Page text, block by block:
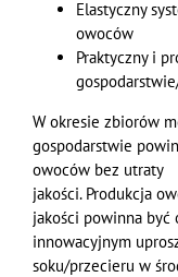
Elastyczny
owoców
Praktyczny i
W okresie zbiorów
gospodarstwie
owoców bez utraty
jakości. Produkcja
jakości powinna być
innowacyjnym
soku/przecieru w